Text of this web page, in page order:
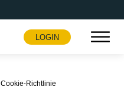
LOGIN
Cookie-Richtlinie